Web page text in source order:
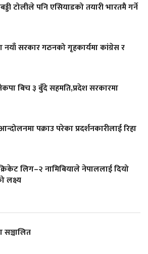
टोलीले पनि एसियाडको तयारी भारतमै गर्ने
नयाँ सरकार गठनको गृहकार्यमा कांग्रेस र
बिच ३ बुँदे सहमति,प्रदेश सरकारमा
पक्राउ परेका प्रदर्शनकारीलाई रिहा
लिग–२ नामिबियाले नेपाललाई दियो
लक्ष्य
सञ्चालित